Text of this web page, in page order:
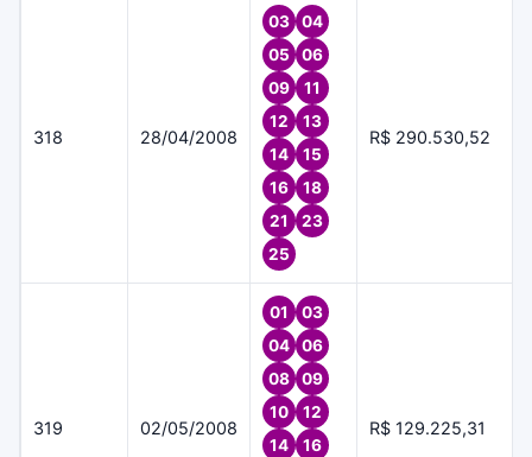
318 28/04/2008
03
04
05
06
09
11
12
13
14
15
16
18
21
23
25
R$ 290.530,52
319 02/05/2008
01
03
04
06
08
09
10
12
14
16
R$ 129.225,31